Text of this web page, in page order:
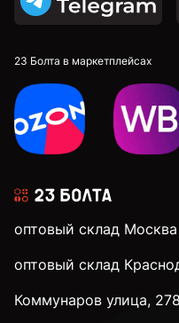
к.п. 12,9
М4
М8
23 Болта в маркетплейсах
оптовый склад Москва
оптовый склад
Коммунаров улица,